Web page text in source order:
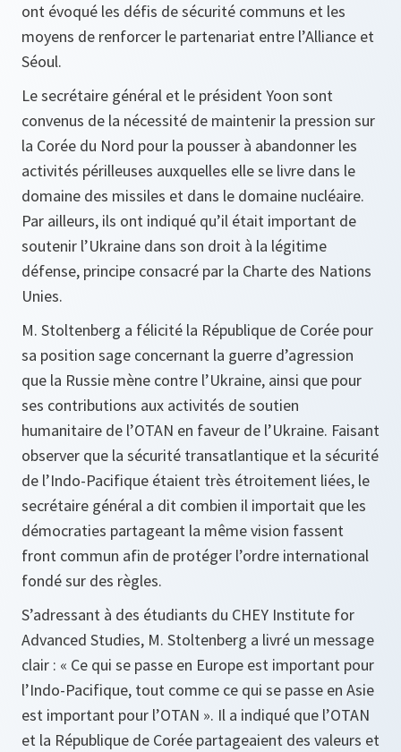
ont évoqué les défis de sécurité communs et les
moyens de renforcer le partenariat entre l’Alliance et
Séoul.
Le secrétaire général et le président Yoon sont
convenus de la nécessité de maintenir la pression sur
la Corée du Nord pour la pousser à abandonner les
activités périlleuses auxquelles elle se livre dans le
domaine des missiles et dans le domaine nucléaire.
Par ailleurs, ils ont indiqué qu’il était important de
soutenir l’Ukraine dans son droit à la légitime
défense, principe consacré par la Charte des Nations
Unies.
M. Stoltenberg a félicité la République de Corée pour
sa position sage concernant la guerre d’agression
que la Russie mène contre l’Ukraine, ainsi que pour
ses contributions aux activités de soutien
humanitaire de l’OTAN en faveur de l’Ukraine. Faisant
observer que la sécurité transatlantique et la sécurité
de l’Indo-Pacifique étaient très étroitement liées, le
secrétaire général a dit combien il importait que les
démocraties partageant la même vision fassent
front commun afin de protéger l’ordre international
fondé sur des règles.
S’adressant à des étudiants du CHEY Institute for
Advanced Studies, M. Stoltenberg a livré un message
clair : « Ce qui se passe en Europe est important pour
l’Indo-Pacifique, tout comme ce qui se passe en Asie
est important pour l’OTAN ». Il a indiqué que l’OTAN
et la République de Corée partageaient des valeurs et